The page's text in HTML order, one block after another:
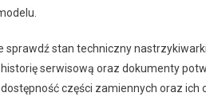
sprawdź stan techniczny
historię serwisową oraz dokumenty
części zamiennych oraz ich